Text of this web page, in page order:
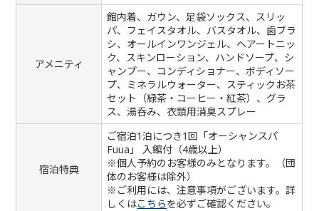
アメニティ
館内着、ガウン、足袋ソックス、スリッ
パ、フェイスタオル、バスタオル、歯ブラ
シ、オールインワンジェル、ヘアートニッ
ク、スキンローション、ハンドソープ、シ
ャンプー、コンディショナー、ボディソー
プ、ミネラルウォーター、スティックお茶
セット（緑茶・コーヒー・紅茶）、グラ
ス、湯呑み、衣類用消臭スプレー
宿泊特典
ご宿泊1泊につき1回「オーシャンスパ
Fuua」 入館付（4歳以上）
※個人予約のお客様のみとなります。（団
体のお客様は除外）
※ご利用には、注意事項がございます。詳
しくはこちらを必ずご確認ください。